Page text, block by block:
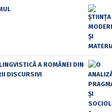
A ROMÂNEI DIN
DISCURSIVI